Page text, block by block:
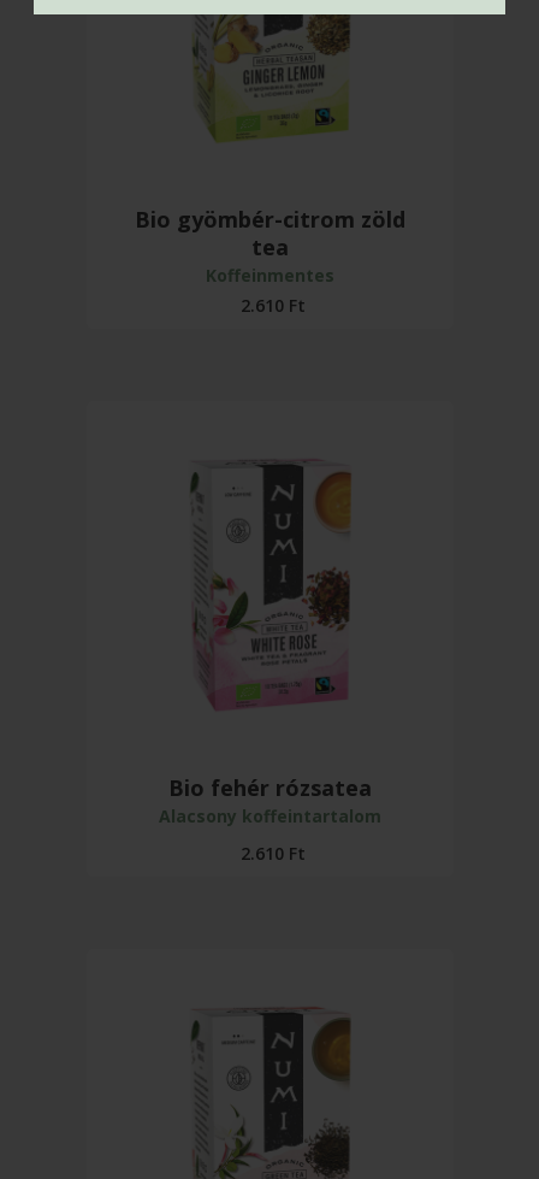
Bio gyömbér-citrom zöld
tea
Koffeinmentes
2.610 Ft
Bio fehér rózsatea
Alacsony koffeintartalom
2.610 Ft